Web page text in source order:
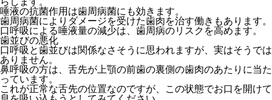
唾液の抗菌作用は歯周病菌にも効きます。
歯周病菌によりダメージを受けた歯肉を治す働きもあります。
口呼吸による唾液量の減少は、歯周病のリスクを高めます。
歯並びの悪化
口呼吸と歯並びは関係なさそうに思われますが、実はそうでは
ありません。
鼻呼吸の方は、舌先が上顎の前歯の裏側の歯肉のあたりに当た
っています。
これが正常な舌先の位置なのですが、この状態でお口を開けて